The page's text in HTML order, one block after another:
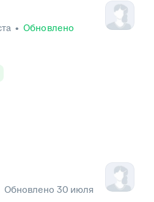
• Обновлено
Обновлено 30 июля